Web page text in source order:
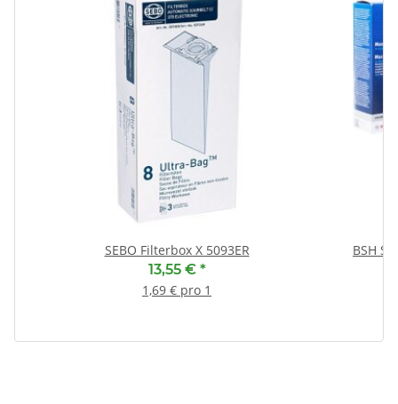
SEBO Filterbox X 5093ER
13,55 € *
1,69 € pro 1
BSH